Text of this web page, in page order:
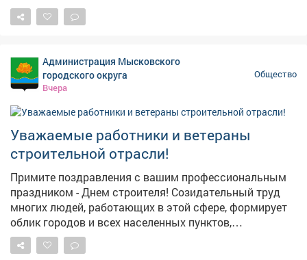
том, чтобы производственные и административные
здания оставались надежными, безопасными и
стоят ваши знания, ответственность, мастерство и
преданность своему делу. Желаем вам крепкого
здоровья, благополучия, новых профессиональных
всех намеченных проектов! Приглашаем подписаться
на Новую Горную в МАХ
Администрация Мысковского
городского округа
Вчера
Общество
Уважаемые работники и ветераны
строительной отрасли!
Примите поздравления с вашим профессиональным
праздником - Днем строителя! Созидательный труд
многих людей, работающих в этой сфере, формирует
облик городов и всех населенных пунктов,
промышленных предприятий и различных
сооружений. Руками строителей возводятся жилые